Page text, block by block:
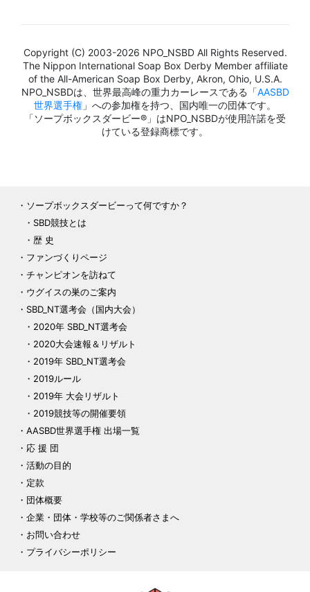
Copyright (C) 2003-2026 NPO_NSBD All Rights Reserved.
The Nippon International Soap Box Derby Member affiliate
of the All-American Soap Box Derby, Akron, Ohio, U.S.A.
NPO_NSBDは、世界最高峰の重力カーレースである「AASBD
世界選手権 」への参加権を持つ、国内唯一の団体です。
「ソープボックスダービー®」はNPO_NSBDが使用許諾を受
けている登録商標です。
ソープボックスダービーって何ですか？
SBD競技とは
歴 史
ファンづくりページ
チャンピオンを訪ねて
ウグイスの巣のご案内
SBD_NT選考会（国内大会）
2020年 SBD_NT選考会
2020大会速報＆リザルト
2019年 SBD_NT選考会
2019ルール
2019年 大会リザルト
2019競技等の開催要領
AASBD世界選手権 出場一覧
応 援 団
活動の目的
定款
団体概要
企業・団体・学校等のご関係者さまへ
お問い合わせ
プライバシーポリシー